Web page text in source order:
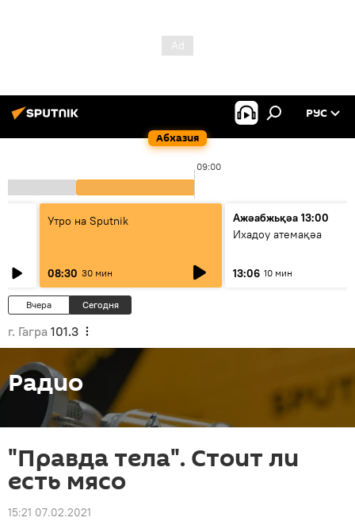
Абхазия
РУС
09:00
Утро на Sputnik
08:30 30 мин
Ажәабжьқәа 13:00
Ихадоу атемақәа
13:06 10 мин
Вчера Сегодня
г. Гагра 101.3
Радио
"Правда тела". Стоит ли
есть мясо
15:21 07.02.2021